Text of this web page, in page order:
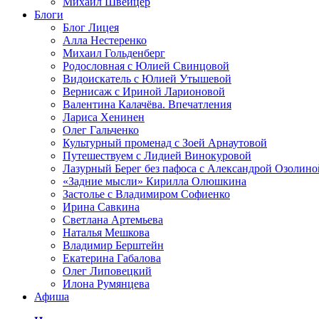
Блоги
Блог Лицея
Алла Нестеренко
Михаил Гольденберг
Родословная с Юлией Свинцовой
Видоискатель с Юлией Утышевой
Вернисаж с Ириной Ларионовой
Валентина Калачёва. Впечатления
Лариса Хенинен
Олег Гальченко
Культурный променад с Зоей Арнаутовой
Путешествуем с Лидией Винокуровой
Лазурный Берег без пафоса с Александрой
«Задние мысли» Кирилла Олюшкина
Застолье с Владимиром Софиенко
Ирина Савкина
Светлана Артемьева
Наталья Мешкова
Владимир Берштейн
Екатерина Габалова
Олег Липовецкий
Илона Румянцева
Афиша